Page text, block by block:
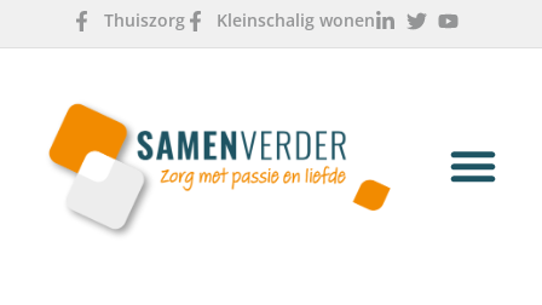
Thuiszorg Kleinschalig wonen